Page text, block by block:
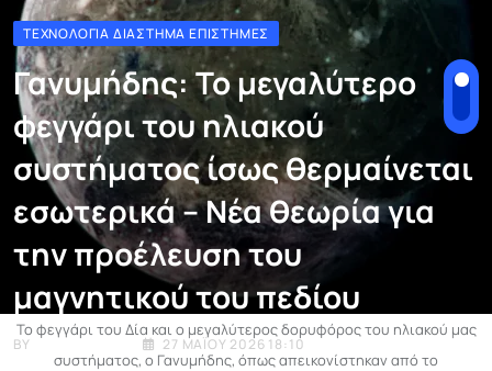
ΤΕΧΝΟΛΟΓΊΑ ΔΙΆΣΤΗΜΑ ΕΠΙΣΤΉΜΕΣ
Γανυμήδης: Το μεγαλύτερο
φεγγάρι του ηλιακού
συστήματος ίσως θερμαίνεται
εσωτερικά – Νέα θεωρία για
την προέλευση του
μαγνητικού του πεδίου
BY E-ENIMEROSI 27 ΜΑΪ́ΟΥ 2026 18:10
Το φεγγάρι του Δία και ο μεγαλύτερος δορυφόρος του ηλιακού μας
συστήματος, ο Γανυμήδης, όπως απεικονίστηκαν από το